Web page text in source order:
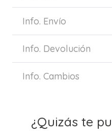
Info. Envío
Info. Devolución
Info. Cambios
¿Quizás te